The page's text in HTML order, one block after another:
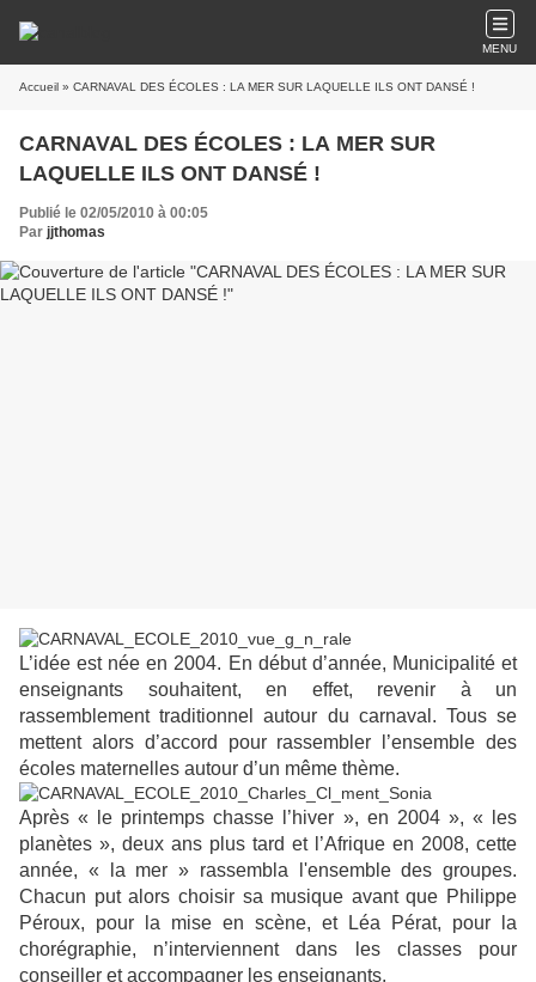
MENU
Accueil » CARNAVAL DES ÉCOLES : LA MER SUR LAQUELLE ILS ONT DANSÉ !
CARNAVAL DES ÉCOLES : LA MER SUR
LAQUELLE ILS ONT DANSÉ !
Publié le 02/05/2010 à 00:05
Par jjthomas
L’idée est née en 2004. En début d’année, Municipalité et
enseignants souhaitent, en effet, revenir à un
rassemblement traditionnel autour du carnaval. Tous se
mettent alors d’accord pour rassembler l’ensemble des
écoles maternelles autour d’un même thème.
Après « le printemps chasse l’hiver », en 2004 », « les
planètes », deux ans plus tard et l’Afrique en 2008, cette
année, « la mer » rassembla l'ensemble des groupes.
Chacun put alors choisir sa musique avant que Philippe
Péroux, pour la mise en scène, et Léa Pérat, pour la
chorégraphie, n’interviennent dans les classes pour
conseiller et accompagner les enseignants.